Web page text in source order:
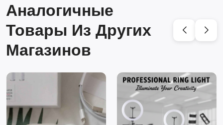
Аналогичные
Товары Из Других
Магазинов